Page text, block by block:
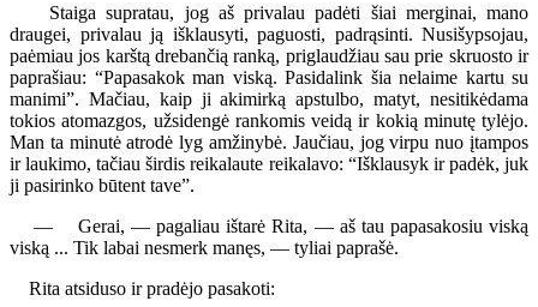
Staiga supratau, jog aš privalau padėti šiai merginai, mano
draugei, privalau ją išklausyti, paguosti, padrąsinti. Nusišypsojau,
paėmiau jos karštą drebančią ranką, priglaudžiau sau prie skruosto ir
paprašiau: “Papasakok man viską. Pasidalink šia nelaime kartu su
manimi”. Mačiau, kaip ji akimirką apstulbo, matyt, nesitikėdama
tokios atomazgos, užsidengė rankomis veidą ir kokią minutę tylėjo.
Man ta minutė atrodė lyg amžinybė. Jaučiau, jog virpu nuo įtampos
ir laukimo, tačiau širdis reikalaute reikalavo: “Išklausyk ir padėk, juk
ji pasirinko būtent tave”.
— Gerai, — pagaliau ištarė Rita, — aš tau papasakosiu viską
viską ... Tik labai nesmerk manęs, — tyliai paprašė.
Rita atsiduso ir pradėjo pasakoti: